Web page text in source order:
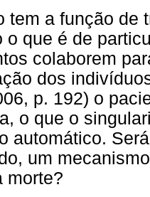
tem a função de
o que é de
colaborem
dos
p. 192) o
o que o
automático.
um
morte?